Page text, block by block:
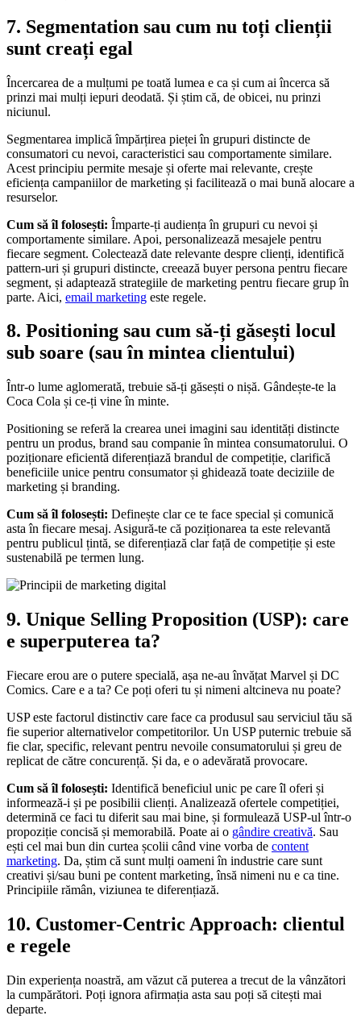
7. Segmentation sau cum nu toți clienții
sunt creați egal
Încercarea de a mulțumi pe toată lumea e ca și cum ai încerca să
prinzi mai mulți iepuri deodată. Și știm că, de obicei, nu prinzi
niciunul.
Segmentarea implică împărțirea pieței în grupuri distincte de
consumatori cu nevoi, caracteristici sau comportamente similare.
Acest principiu permite mesaje și oferte mai relevante, crește
eficiența campaniilor de marketing și facilitează o mai bună alocare a
resurselor.
Cum să îl folosești: Împarte-ți audiența în grupuri cu nevoi și
comportamente similare. Apoi, personalizează mesajele pentru
fiecare segment. Colectează date relevante despre clienți, identifică
pattern-uri și grupuri distincte, creează buyer persona pentru fiecare
segment, și adaptează strategiile de marketing pentru fiecare grup în
parte. Aici, email marketing este regele.
8. Positioning sau cum să-ți găsești locul
sub soare (sau în mintea clientului)
Într-o lume aglomerată, trebuie să-ți găsești o nișă. Gândește-te la
Coca Cola și ce-ți vine în minte.
Positioning se referă la crearea unei imagini sau identități distincte
pentru un produs, brand sau companie în mintea consumatorului. O
poziționare eficientă diferențiază brandul de competiție, clarifică
beneficiile unice pentru consumator și ghidează toate deciziile de
marketing și branding.
Cum să îl folosești: Definește clar ce te face special și comunică
asta în fiecare mesaj. Asigură-te că poziționarea ta este relevantă
pentru publicul țintă, se diferențiază clar față de competiție și este
sustenabilă pe termen lung.
9. Unique Selling Proposition (USP): care
e superputerea ta?
Fiecare erou are o putere specială, așa ne-au învățat Marvel și DC
Comics. Care e a ta? Ce poți oferi tu și nimeni altcineva nu poate?
USP este factorul distinctiv care face ca produsul sau serviciul tău să
fie superior alternativelor competitorilor. Un USP puternic trebuie să
fie clar, specific, relevant pentru nevoile consumatorului și greu de
replicat de către concurență. Și da, e o adevărată provocare.
Cum să îl folosești: Identifică beneficiul unic pe care îl oferi și
informează-i și pe posibilii clienți. Analizează ofertele competiției,
determină ce faci tu diferit sau mai bine, și formulează USP-ul într-o
propoziție concisă și memorabilă. Poate ai o gândire creativă. Sau
ești cel mai bun din curtea școlii când vine vorba de content
marketing. Da, știm că sunt mulți oameni în industrie care sunt
creativi și/sau buni pe content marketing, însă nimeni nu e ca tine.
Principiile rămân, viziunea te diferențiază.
10. Customer-Centric Approach: clientul
e regele
Din experiența noastră, am văzut că puterea a trecut de la vânzători
la cumpărători. Poți ignora afirmația asta sau poți să citești mai
departe.